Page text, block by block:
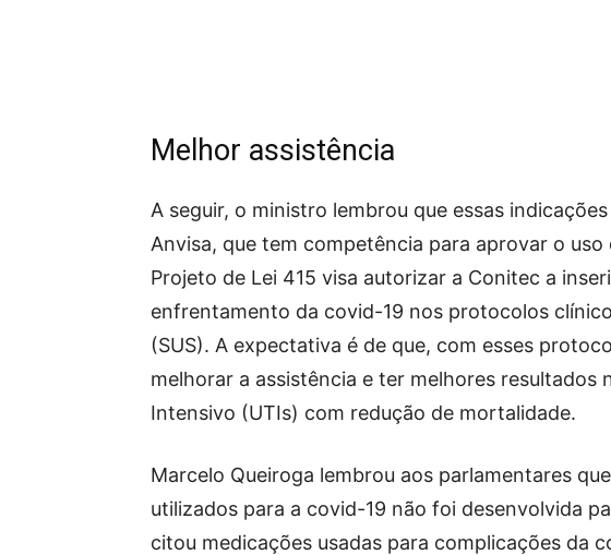
Melhor assistência
A seguir, o ministro lembrou que essas
Anvisa, que tem competência para aprovar o
Projeto de Lei 415 visa autorizar a Conitec a
enfrentamento da covid-19 nos protocolos
(SUS). A expectativa é de que, com esses
melhorar a assistência e ter melhores resultados
Intensivo (UTIs) com redução de mortalidade.
Marcelo Queiroga lembrou aos parlamentares
utilizados para a covid-19 não foi desenvolvida
citou medicações usadas para complicações da